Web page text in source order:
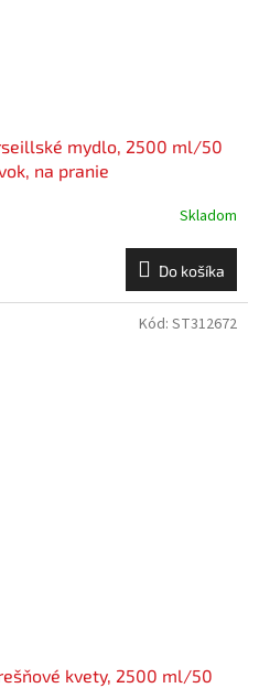
mydlo, 2500 ml/50
na pranie
Skladom
Do košíka
kvety, 2500 ml/50
Kód: ST312672